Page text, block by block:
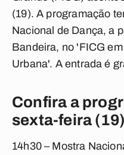
(19). A programação
Nacional de Dança, a
Bandeira, no 'FICG
Urbana'. A entrada é
Confira a
sexta-feira
14h30 – Mostra